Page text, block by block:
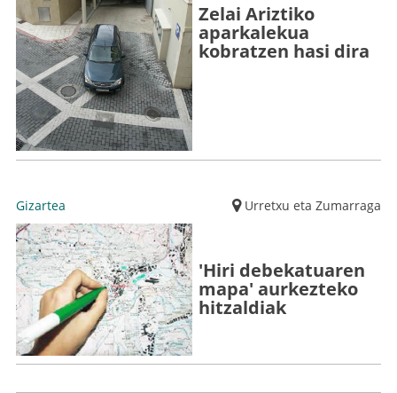
Zelai Ariztiko
aparkalekua
kobratzen hasi dira
Gizartea Urretxu eta Zumarraga
'Hiri debekatuaren
mapa' aurkezteko
hitzaldiak